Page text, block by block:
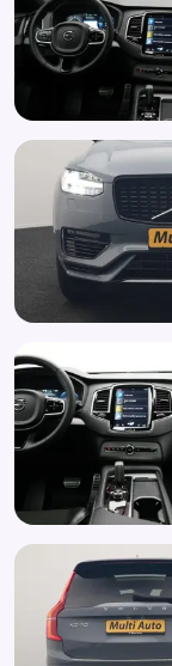
Parkeersensor
Parkeersensor
Plug In Hybrid
R-Design
Regensensor
Rijstrooksensor
Roll Stability
Schuif-/kanteldak
Sfeerverlichting
Side Impact
Sportstuur
Spraakbediening
Start/stop systeem
Stoelverwarming
Stuur en
Stuur
Stuurwiel